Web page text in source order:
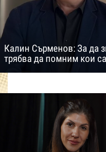
Калин Сърменов: За да
трябва да помним кои